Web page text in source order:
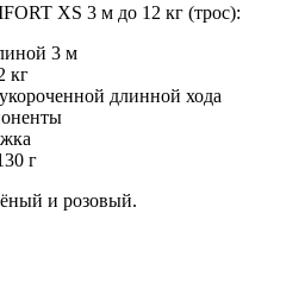
XS 3 м до 12 кг (трос):
3 м
кг
длинной хода
г
и розовый.